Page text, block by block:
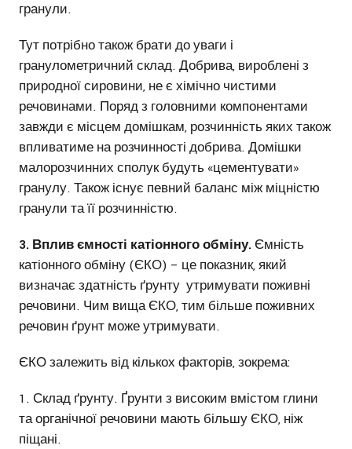
гранули.
Тут потрібно також брати до уваги і
гранулометричний склад. Добрива, вироблені з
природної сировини, не є хімічно чистими
речовинами. Поряд з головними компонентами
завжди є місцем домішкам, розчинність яких також
впливатиме на розчинності добрива. Домішки
малорозчинних сполук будуть «цементувати»
гранулу. Також існує певний баланс між міцністю
гранули та її розчинністю.
3. Вплив ємності катіонного обміну.Ємність
катіонного обміну (ЄКО) – це показник, який
визначає здатність ґрунту утримувати поживні
речовини. Чим вища ЄКО, тим більше поживних
речовин ґрунт може утримувати.
ЄКО залежить від кількох факторів, зокрема:
Склад ґрунту. Ґрунти з високим вмістом глини
та органічної речовини мають більшу ЄКО, ніж
піщані.